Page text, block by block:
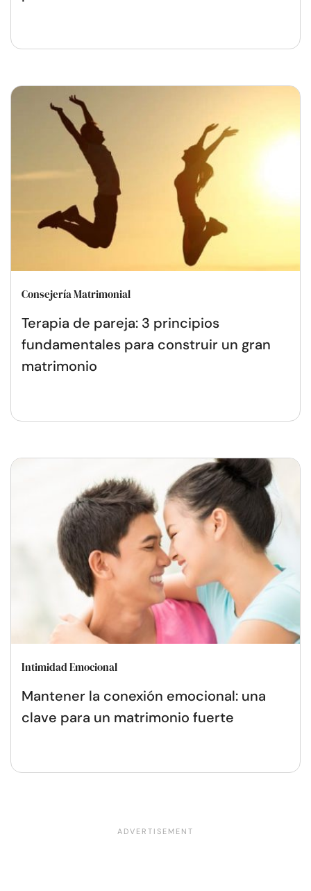
Consejería Matrimonial
Terapia de pareja: 3 principios
fundamentales para construir un gran
matrimonio
Intimidad Emocional
Mantener la conexión emocional: una
clave para un matrimonio fuerte